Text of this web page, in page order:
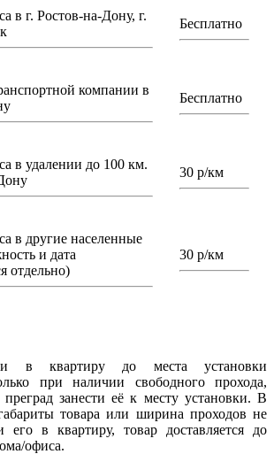
в г. Ростов-на-Дону, г.
Бесплатно
компании в
Бесплатно
в удалении до 100 км.
30 р/км
в другие населенные
и дата
отдельно)
30 р/км
в квартиру до места установки
при наличии свободного прохода,
занести её к месту установки. В
товара или ширина проходов не
его в квартиру, товар доставляется до
офиса.